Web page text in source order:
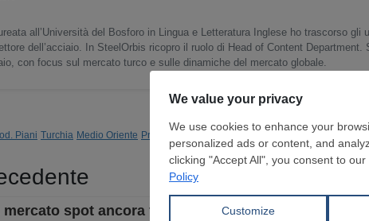
all’Università del Bosforo in Lingua e Letteratura Inglese ho trascorso gli
dell’acciaio. In SteelOrbis ricopro il ruolo di Head of Content
con focus sul mercato turco e sulle dinamiche del mercato globale.
Piani Turchia Medio Oriente Prod. Siderurgica
spot ancora fermo, gli sconti non rilanciano